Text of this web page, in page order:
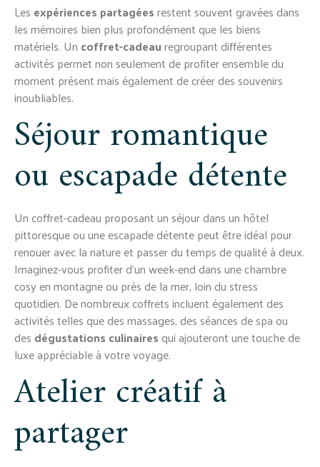
Les expériences partagéesrestent souvent gravées dans
les mémoires bien plus profondément que les biens
matériels. Un coffret-cadeauregroupant différentes
activités permet non seulement de profiter ensemble du
moment présent mais également de créer des souvenirs
inoubliables.
Séjour romantique
ou escapade détente
Un coffret-cadeau proposant un séjour dans un hôtel
pittoresque ou une escapade détente peut être idéal pour
renouer avec la nature et passer du temps de qualité à deux.
Imaginez-vous profiter d’un week-end dans une chambre
cosy en montagne ou près de la mer, loin du stress
quotidien. De nombreux coffrets incluent également des
activités telles que des massages, des séances de spa ou
des dégustations culinaires qui ajouteront une touche de
luxe appréciable à votre voyage.
Atelier créatif à
partager